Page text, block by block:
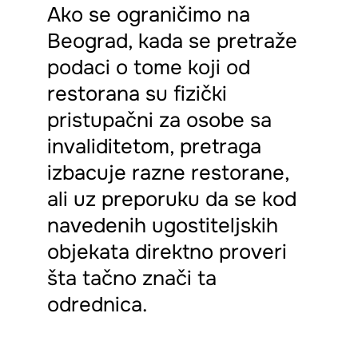
Ako se ograničimo na
Beograd, kada se pretraže
podaci o tome koji od
restorana su fizički
pristupačni za osobe sa
invaliditetom, pretraga
izbacuje razne restorane,
ali uz preporuku da se kod
navedenih ugostiteljskih
objekata direktno proveri
šta tačno znači ta
odrednica.